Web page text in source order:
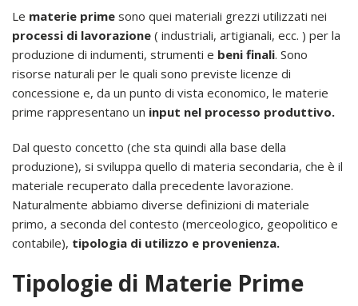
Le materie prime sono quei materiali grezzi utilizzati nei
processi di lavorazione ( industriali, artigianali, ecc. ) per la
produzione di indumenti, strumenti e beni finali. Sono
risorse naturali per le quali sono previste licenze di
concessione e, da un punto di vista economico, le materie
prime rappresentano un input nel processo produttivo.
Dal questo concetto (che sta quindi alla base della
produzione), si sviluppa quello di materia secondaria, che è il
materiale recuperato dalla precedente lavorazione.
Naturalmente abbiamo diverse definizioni di materiale
primo, a seconda del contesto (merceologico, geopolitico e
contabile), tipologia di utilizzo e provenienza.
Tipologie di Materie Prime